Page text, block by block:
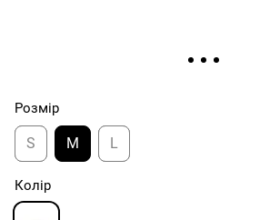
Розмір
S M L
Колір